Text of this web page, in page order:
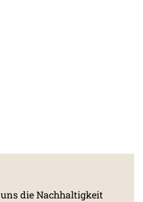
die Nachhaltigkeit